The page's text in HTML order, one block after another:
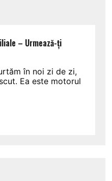
– Urmează-ți
în noi zi de zi,
Ea este motorul